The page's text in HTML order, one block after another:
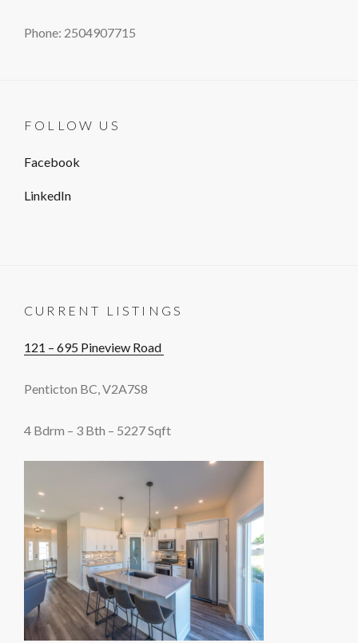
Phone: 2504907715
FOLLOW US
Facebook
LinkedIn
CURRENT LISTINGS
121 – 695 Pineview Road
Penticton BC, V2A7S8
4 Bdrm – 3 Bth – 5227 Sqft